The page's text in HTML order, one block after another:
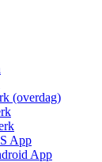
(overdag)
App
App